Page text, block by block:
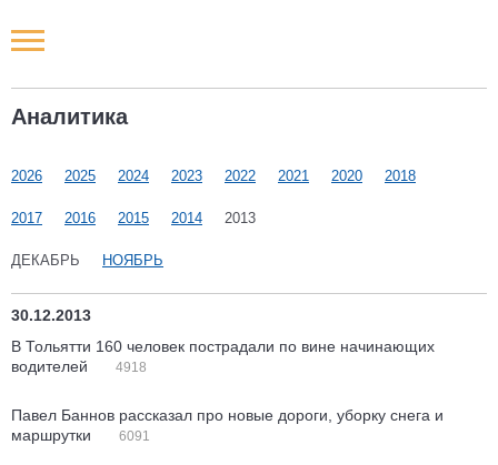
Аналитика
2026 2025 2024 2023 2022 2021 2020 2018
2017 2016 2015 2014 2013
ДЕКАБРЬ НОЯБРЬ
30.12.2013
В Тольятти 160 человек пострадали по вине начинающих
водителей
4918
Павел Баннов рассказал про новые дороги, уборку снега и
маршрутки
6091
Новости РФ
Наши мероприятия
Статьи